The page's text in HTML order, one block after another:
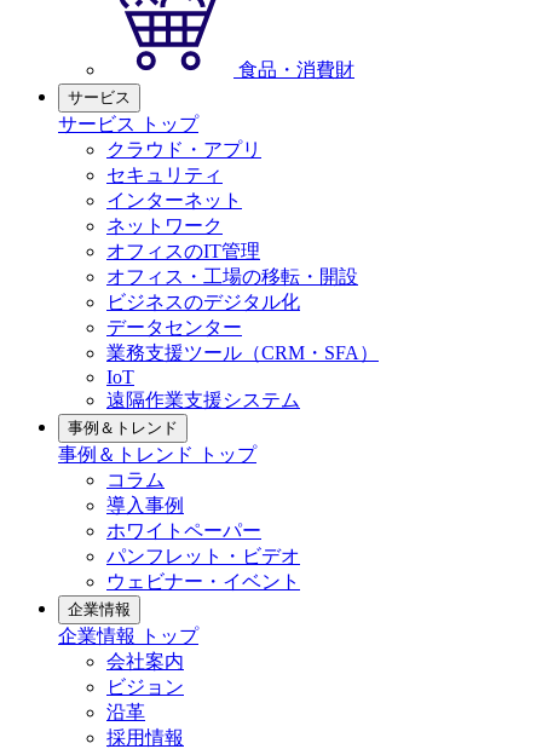
食品・消費財
サービス
サービス トップ
クラウド・アプリ
セキュリティ
インターネット
ネットワーク
オフィスのIT管理
オフィス・工場の移転・開設
ビジネスのデジタル化
データセンター
業務支援ツール（CRM・SFA）
IoT
遠隔作業支援システム
事例＆トレンド
事例＆トレンド トップ
コラム
導入事例
ホワイトペーパー
パンフレット・ビデオ
ウェビナー・イベント
企業情報
企業情報 トップ
会社案内
ビジョン
沿革
採用情報